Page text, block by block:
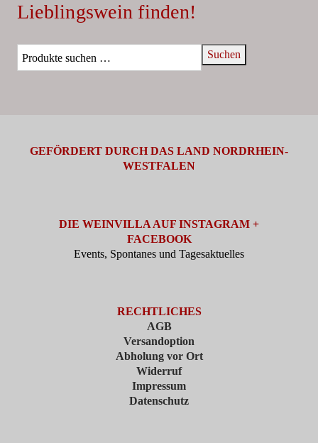
Lieblingswein finden!
Suchen
GEFÖRDERT DURCH DAS LAND NORDRHEIN-
WESTFALEN
DIE WEINVILLA AUF INSTAGRAM +
FACEBOOK
Events, Spontanes und Tagesaktuelles
RECHTLICHES
AGB
Versandoption
Abholung vor Ort
Widerruf
Impressum
Datenschutz